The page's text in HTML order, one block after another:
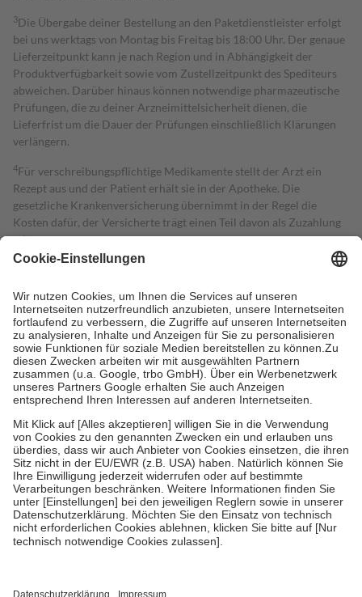
3Die Übergabe deiner Bestellung an den Paketdienstleister erfolgt
bei uns werktags von Montag bis Freitag bis 18:00 Uhr. Der genaue
Lieferzeitpunkt kann je nach Region und in Abhängigkeit der
Produktverfügbarkeit sowie vom Zustellzeitpunkt des Spediteurs
abweichen. Darüber hinaus können notwendige pharmazeutische
Prüfungen, die zu deiner Arzneimittelsicherheit dienen, die
Lieferfrist um die Dauer der Prüfungen einschließlich Klärungen
verlängern.
4Für verschreibungspflichtige Medikamente stellt der Arzt ein
Rezept aus und der Patient erhält sie in der Apotheke. Die
gesetzliche Krankenversicherung übernimmt in der Regel die
Kosten dafür, der Versicherte trägt einen Teil davon als Zuzahlung
mit.
Grundsätzlich leisten Mitglieder Zuzahlungen in Höhe von zehn
höchstens zehn Euro.
Es sind jedoch nie mehr als die tatsächlichen
Kosten der Leistung zu entrichten.
Diese Regeln gelten grundsätzlich auch für Online-Apotheken.
Bei Heilmitteln und häuslicher Krankenpflege beträgt die
Zuzahlung zehn Prozent der Kosten sowie zehn Euro je
Verordnung.
Um das Engagement der Versicherten für ihre eigene Gesundheit zu
stärken und die besondere Stellung der Familie zu unterstützen,
fallenkeine Zuzahlungenan bei:
• Kindern und Jugendlichen bis zum vollendeten 18. Lebensjahr
mit Ausnahme der Fahrkosten
• Untersuchungen zur Vorsorge und Früherkennung, die von der
GKV getragen werden
• empfohlenen Schutzimpfungen
• Harn- und Blutteststreifen
getroffen, um sicherzustellen, dass es sich um echte Bewertungen